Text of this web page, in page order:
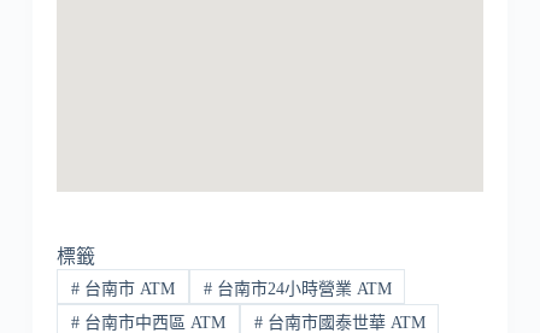
標籤
#台南市 ATM #台南市24小時營業 ATM
#台南市中西區 ATM #台南市國泰世華 ATM